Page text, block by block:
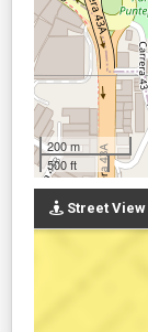
200 m
500 ft
Street View